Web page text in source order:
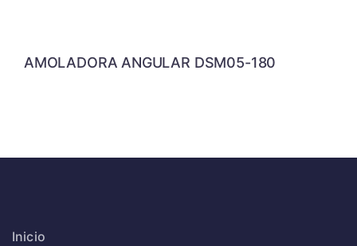
AMOLADORA ANGULAR DSM05-180
Inicio